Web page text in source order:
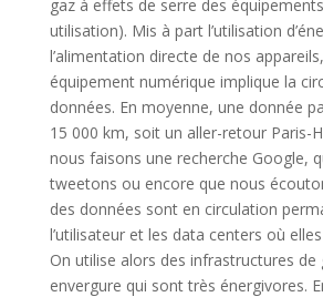
gaz à effets de serre des
utilisation). Mis à part l’utilisation
l’alimentation directe de nos
équipement numérique implique la
données. En moyenne, une donnée
15 000 km, soit un aller-retour Paris-
nous faisons une recherche Google,
tweetons ou encore que nous
des données sont en circulation
l’utilisateur et les data centers où
On utilise alors des infrastructures de
envergure qui sont très énergivores.